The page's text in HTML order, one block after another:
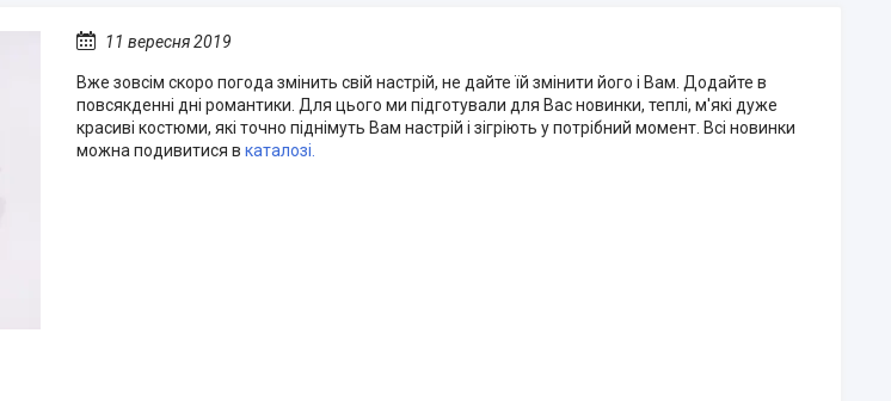
11 вересня 2019
Вже зовсім скоро погода змінить свій настрій, не дайте їй змінити його і Вам. Додайте в
повсякденні дні романтики. Для цього ми підготували для Вас новинки, теплі, м'які дуже
красиві костюми, які точно піднімуть Вам настрій і зігріють у потрібний момент. Всі новинки
можна подивитися в каталозі.